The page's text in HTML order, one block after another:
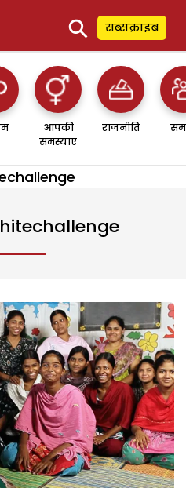
⚲ सब्सक्राइब
आपकी
समस्याएं
राजनीति